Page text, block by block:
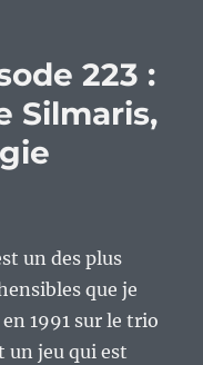
223 :
Silmaris,
un des plus
que je
1991 sur le trio
un jeu qui est